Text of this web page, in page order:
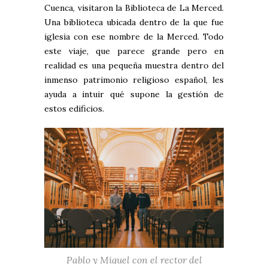
Cuenca, visitaron la Biblioteca de La Merced.
Una biblioteca ubicada dentro de la que fue
iglesia con ese nombre de la Merced. Todo
este viaje, que parece grande pero en
realidad es una pequeña muestra dentro del
inmenso patrimonio religioso español, les
ayuda a intuir qué supone la gestión de
estos edificios.
Pablo y Miguel con el rector del